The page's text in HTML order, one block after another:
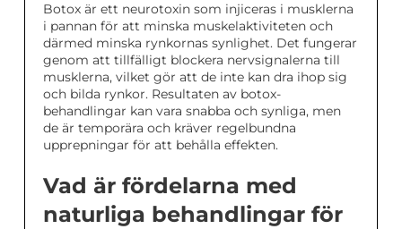
Botox är ett neurotoxin som injiceras i musklerna
i pannan för att minska muskelaktiviteten och
därmed minska rynkornas synlighet. Det fungerar
genom att tillfälligt blockera nervsignalerna till
musklerna, vilket gör att de inte kan dra ihop sig
och bilda rynkor. Resultaten av botox-
behandlingar kan vara snabba och synliga, men
de är temporära och kräver regelbundna
upprepningar för att behålla effekten.
Vad är fördelarna med
naturliga behandlingar för